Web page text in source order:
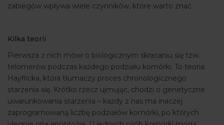
zabiegów wpływa wiele czynników, które warto znać.
Kilka teorii
Pierwsza z nich mówi o biologicznym skracaniu się tzw.
telomerów podczas każdego podziału komórki. To teoria
Hayflicka, która tłumaczy proces chronologicznego
starzenia się. Krótko rzecz ujmując, chodzi o genetyczne
uwarunkowania starzenia – każdy z nas ma inaczej
zaprogramowaną liczbę podziałów komórki, po których